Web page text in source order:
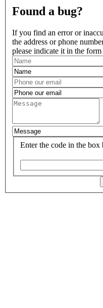
Found a bug?
If you find an error or
the address or phone
please indicate it in the
Enter the code in the box